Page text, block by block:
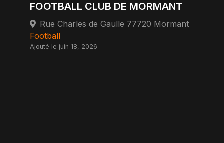
FOOTBALL CLUB DE MORMANT
Rue Charles de Gaulle 77720 Mormant
Football
Ajouté le juin 18, 2026